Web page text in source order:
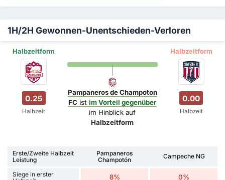
1H/2H Gewonnen-Unentschieden-Verloren
Halbzeitform Halbzeitform
0.25
Halbzeit
Pampaneros de Champoton
FC istim Vorteil gegenüber
im Hinblick auf
Halbzeitform
0.00
Halbzeit
Erste/Zweite Halbzeit
Leistung
Pampaneros
Champotón
Campeche NG
Siege in erster
8% 0%